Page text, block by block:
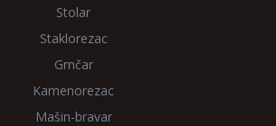
Stolar
Staklorezac
Grnčar
Kamenorezac
Mašin-bravar